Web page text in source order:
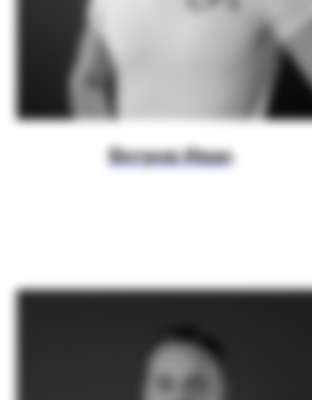
Ветров Иван